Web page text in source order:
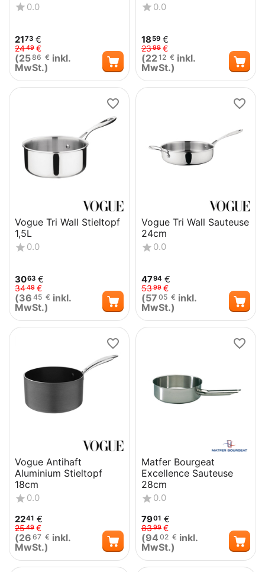
0.0
2173 €
2449 €
(2586 € inkl.
MwSt.)
0.0
1859 €
2399 €
(2212 € inkl.
MwSt.)
Vogue Tri Wall Stieltopf
1,5L
0.0
3063 €
3449 €
(36 45 € inkl.
MwSt.)
Vogue Tri Wall Sauteuse
24cm
0.0
4794 €
5399 €
(57 05 € inkl.
MwSt.)
Vogue Antihaft
Aluminium Stieltopf
18cm
0.0
2241 €
2549 €
(26 67 € inkl.
MwSt.)
Matfer Bourgeat
Excellence Sauteuse
28cm
0.0
7901 €
8399 €
(94 02 € inkl.
MwSt.)